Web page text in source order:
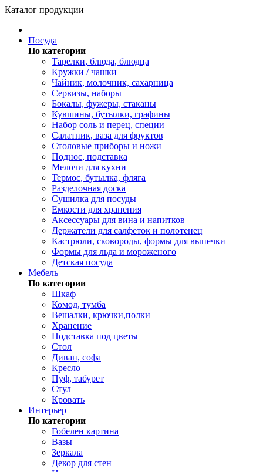
Каталог продукции
Посуда
По категории
Тарелки, блюда, блюдца
Кружки / чашки
Чайник, молочник, сахарница
Сервизы, наборы
Бокалы, фужеры, стаканы
Кувшины, бутылки, графины
Набор соль и перец, специи
Салатник, ваза для фруктов
Столовые приборы и ножи
Поднос, подставка
Мелочи для кухни
Термос, бутылка, фляга
Разделочная доска
Сушилка для посуды
Емкости для хранения
Аксессуары для вина и напитков
Держатели для салфеток и полотенец
Кастрюли, сковороды, формы для выпечки
Формы для льда и мороженого
Детская посуда
Мебель
По категории
Шкаф
Комод, тумба
Вешалки, крючки,полки
Хранение
Подставка под цветы
Стол
Диван, софа
Кресло
Пуф, табурет
Стул
Кровать
Интерьер
По категории
Гобелен картина
Вазы
Зеркала
Декор для стен